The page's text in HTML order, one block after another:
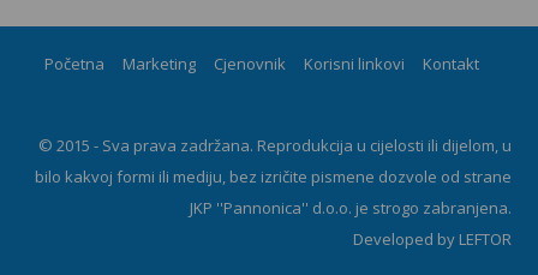
Početna Marketing Cjenovnik Korisni linkovi Kontakt
© 2015 - Sva prava zadržana. Reprodukcija u cijelosti ili dijelom, u
bilo kakvoj formi ili mediju, bez izričite pismene dozvole od strane
JKP ''Pannonica'' d.o.o. je strogo zabranjena.
Developed by LEFTOR